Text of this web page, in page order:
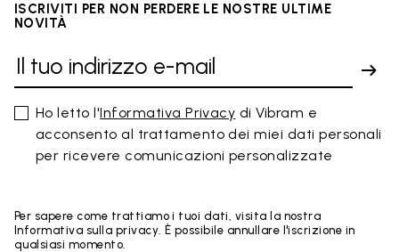
ISCRIVITI PER NON PERDERE LE NOSTRE ULTIME
NOVITÀ
Ho letto l'Informativa Privacy di Vibram e
acconsento al trattamento dei miei dati personali
per ricevere comunicazioni personalizzate
Per sapere come trattiamo i tuoi dati, visita la nostra
Informativa sulla privacy. È possibile annullare l'iscrizione in
qualsiasi momento.